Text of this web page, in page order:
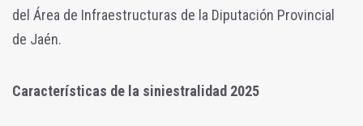
del Área de Infraestructuras de la Diputación Provincial
de Jaén.
Características de la siniestralidad 2025